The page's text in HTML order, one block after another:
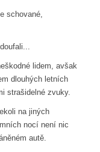
schované,
lidem, avšak
dlouhých letních
strašidelné zvuky.
na jiných
nocí není nic
autě.